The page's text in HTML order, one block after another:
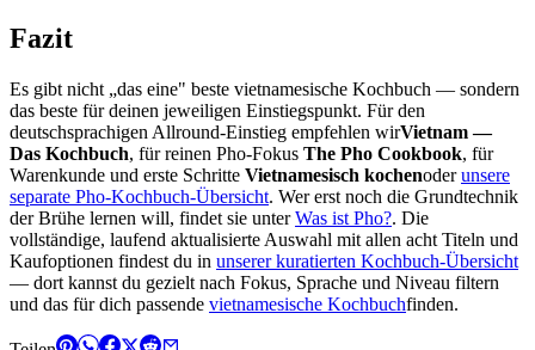
Fazit
Es gibt nicht „das eine" beste vietnamesische Kochbuch — sondern
das beste für deinen jeweiligen Einstiegspunkt. Für den
deutschsprachigen Allround-Einstieg empfehlen wirVietnam —
Das Kochbuch, für reinen Pho-Fokus The Pho Cookbook, für
Warenkunde und erste Schritte Vietnamesisch kochenoderunsere
separate Pho-Kochbuch-Übersicht. Wer erst noch die Grundtechnik
der Brühe lernen will, findet sie unterWas ist Pho?. Die
vollständige, laufend aktualisierte Auswahl mit allen acht Titeln und
Kaufoptionen findest du in unserer kuratierten Kochbuch-Übersicht
— dort kannst du gezielt nach Fokus, Sprache und Niveau filtern
und das für dich passende vietnamesische Kochbuchfinden.